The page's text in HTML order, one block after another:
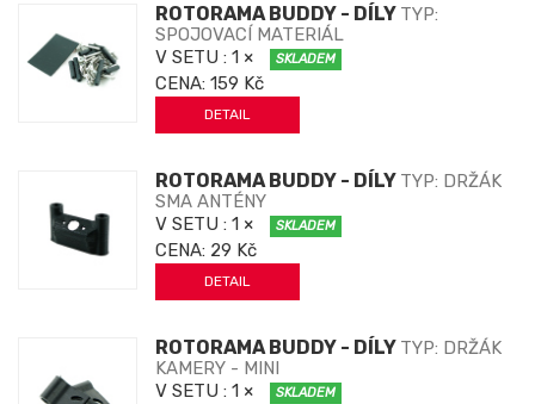
ROTORAMA BUDDY - DÍLY TYP:
SPOJOVACÍ MATERIÁL
V SETU : 1 × SKLADEM
CENA: 159 Kč
DETAIL
ROTORAMA BUDDY - DÍLY TYP: DRŽÁK
SMA ANTÉNY
V SETU : 1 × SKLADEM
CENA: 29 Kč
DETAIL
ROTORAMA BUDDY - DÍLY TYP: DRŽÁK
KAMERY - MINI
V SETU : 1 × SKLADEM